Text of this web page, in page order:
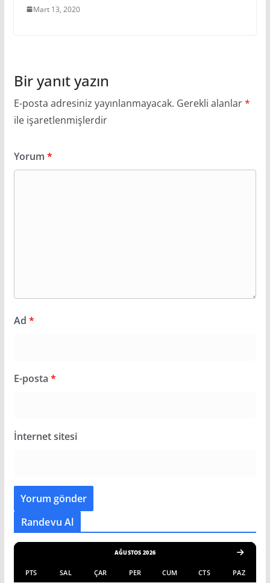
Mart 13, 2020
Bir yanıt yazın
E-posta adresiniz yayınlanmayacak. Gerekli alanlar*
ile işaretlenmişlerdir
Yorum *
Ad *
E-posta *
İnternet sitesi
Randevu Al
AĞUSTOS 2026
PTS SAL ÇAR PER CUM CTS PAZ